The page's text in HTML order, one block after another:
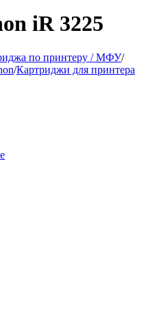
iR 3225
по принтеру / МФУ/
/Картриджи для принтера